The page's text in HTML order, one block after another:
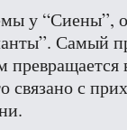
у “Сиены”,
Самый
связано с